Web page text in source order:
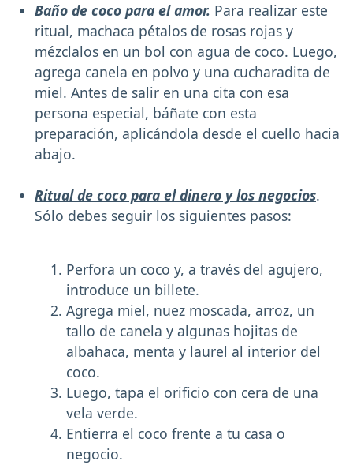
Baño de coco para el amor. Para realizar este
ritual, machaca pétalos de rosas rojas y
mézclalos en un bol con agua de coco. Luego,
agrega canela en polvo y una cucharadita de
miel. Antes de salir en una cita con esa
persona especial, báñate con esta
preparación, aplicándola desde el cuello hacia
abajo.
Ritual de coco para el dinero y los negocios.
Sólo debes seguir los siguientes pasos:
Perfora un coco y, a través del agujero,
introduce un billete.
Agrega miel, nuez moscada, arroz, un
tallo de canela y algunas hojitas de
albahaca, menta y laurel al interior del
coco.
Luego, tapa el orificio con cera de una
vela verde.
Entierra el coco frente a tu casa o
negocio.